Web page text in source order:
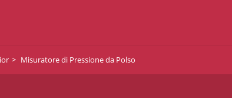
Misuratore di Pressione da Polso